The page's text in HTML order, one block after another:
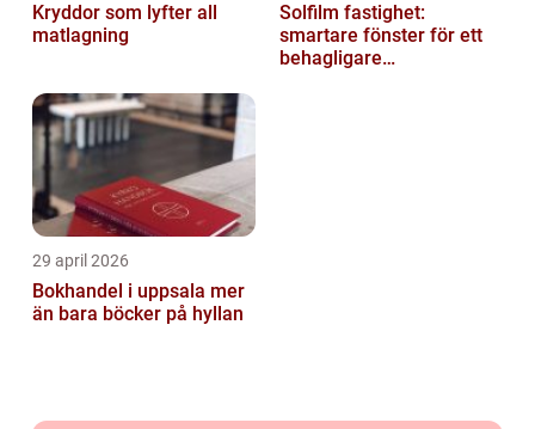
Kryddor som lyfter all
matlagning
Solfilm fastighet:
smartare fönster för ett
behagligare
29 april 2026
Bokhandel i uppsala mer
än bara böcker på hyllan